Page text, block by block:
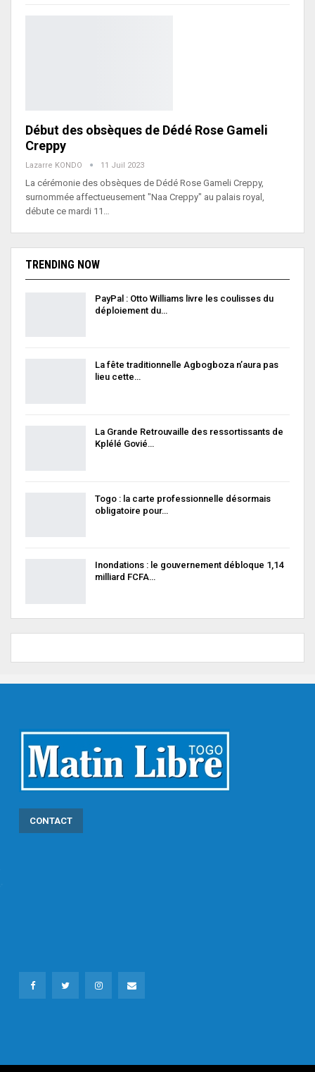
Début des obsèques de Dédé Rose Gameli
Creppy
Lazarre KONDO 11 Juil 2023
La cérémonie des obsèques de Dédé Rose Gameli Creppy,
surnommée affectueusement "Naa Creppy" au palais royal,
débute ce mardi 11…
TRENDING NOW
PayPal : Otto Williams livre les coulisses du
déploiement du…
La fête traditionnelle Agbogboza n’aura pas
lieu cette…
La Grande Retrouvaille des ressortissants de
Kplélé Govié…
Togo : la carte professionnelle désormais
obligatoire pour…
Inondations : le gouvernement débloque 1,14
milliard FCFA…
CONTACT